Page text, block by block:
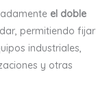
el doble
permitiendo fijar
industriales,
y otras